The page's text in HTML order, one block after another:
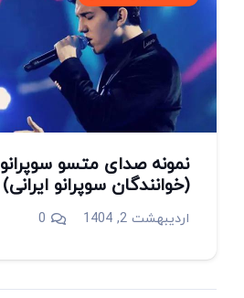
نمونه صدای متسو سوپرانو
(خوانندگان سوپرانو ایرانی)
اردیبهشت 2, 1404 0